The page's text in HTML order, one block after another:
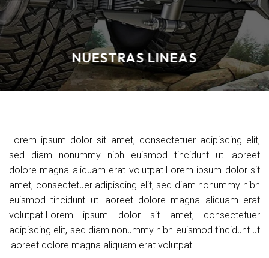
NUESTRAS LINEAS
Lorem ipsum dolor sit amet, consectetuer adipiscing elit,
sed diam nonummy nibh euismod tincidunt ut laoreet
dolore magna aliquam erat volutpat.Lorem ipsum dolor sit
amet, consectetuer adipiscing elit, sed diam nonummy nibh
euismod tincidunt ut laoreet dolore magna aliquam erat
volutpat.Lorem ipsum dolor sit amet, consectetuer
adipiscing elit, sed diam nonummy nibh euismod tincidunt ut
laoreet dolore magna aliquam erat volutpat.